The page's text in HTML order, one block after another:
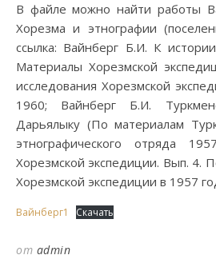
В файле можно найти работы Вайнберга по истории
Хорезма и этнографии
ссылка: Вайнберг Б.И. К
Материалы Хорезмской
исследования Хорезмской
1960; Вайнберг Б.И.
Дарьялыку (По материалам
этнографического отряда
Хорезмской экспедиции. Вып. 4.
Хорезмской экспедиции в 1957
Вайнберг1 Скачать
от admin